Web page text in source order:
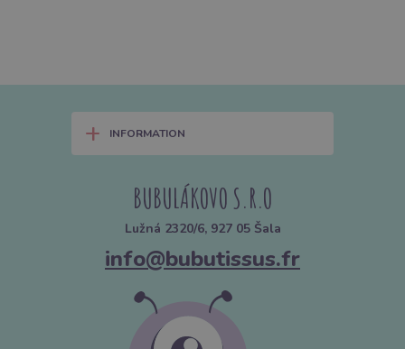
+ INFORMATION
BUBULÁKOVO S.R.O
Lužná 2320/6, 927 05 Šala
info@bubutissus.fr